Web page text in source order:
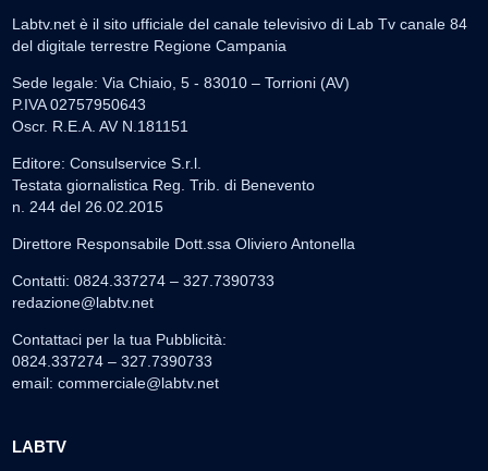
Labtv.net è il sito ufficiale del canale televisivo di Lab Tv canale 84
del digitale terrestre Regione Campania
Sede legale: Via Chiaio, 5 - 83010 – Torrioni (AV)
P.IVA 02757950643
Oscr. R.E.A. AV N.181151
Editore: Consulservice S.r.l.
Testata giornalistica Reg. Trib. di Benevento
n. 244 del 26.02.2015
Direttore Responsabile Dott.ssa Oliviero Antonella
Contatti: 0824.337274 – 327.7390733
redazione@labtv.net
Contattaci per la tua Pubblicità:
0824.337274 – 327.7390733
email: commerciale@labtv.net
LABTV